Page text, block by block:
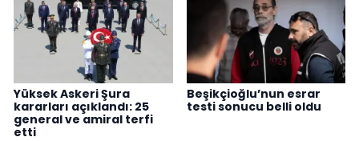
Yüksek Askeri Şura
kararları açıklandı: 25
general ve amiral terfi
etti
Beşikçioğlu’nun esrar
testi sonucu belli oldu